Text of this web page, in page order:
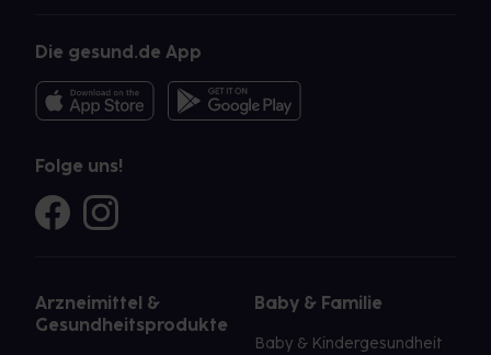
Die gesund.de App
Folge uns!
Arzneimittel &
Gesundheitsprodukte
Baby & Familie
Baby & Kindergesundheit